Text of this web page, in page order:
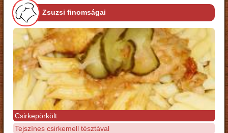
Zsuzsi finomságai
Csirkepörkölt
Tejszínes csirkemell tésztával